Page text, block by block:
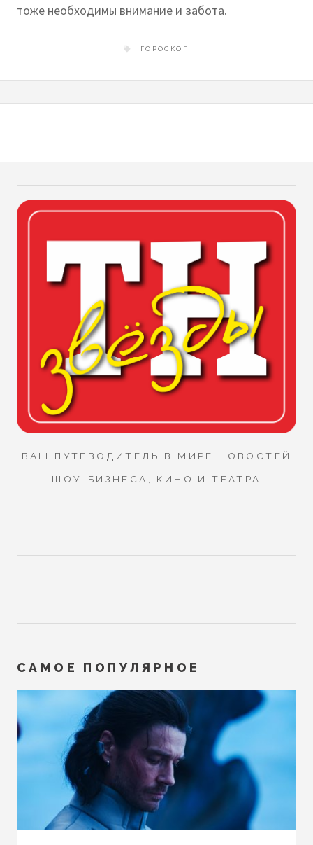
тоже необходимы внимание и забота.
ГОРОСКОП
ВАШ ПУТЕВОДИТЕЛЬ В МИРЕ НОВОСТЕЙ
ШОУ-БИЗНЕСА, КИНО И ТЕАТРА
САМОЕ ПОПУЛЯРНОЕ